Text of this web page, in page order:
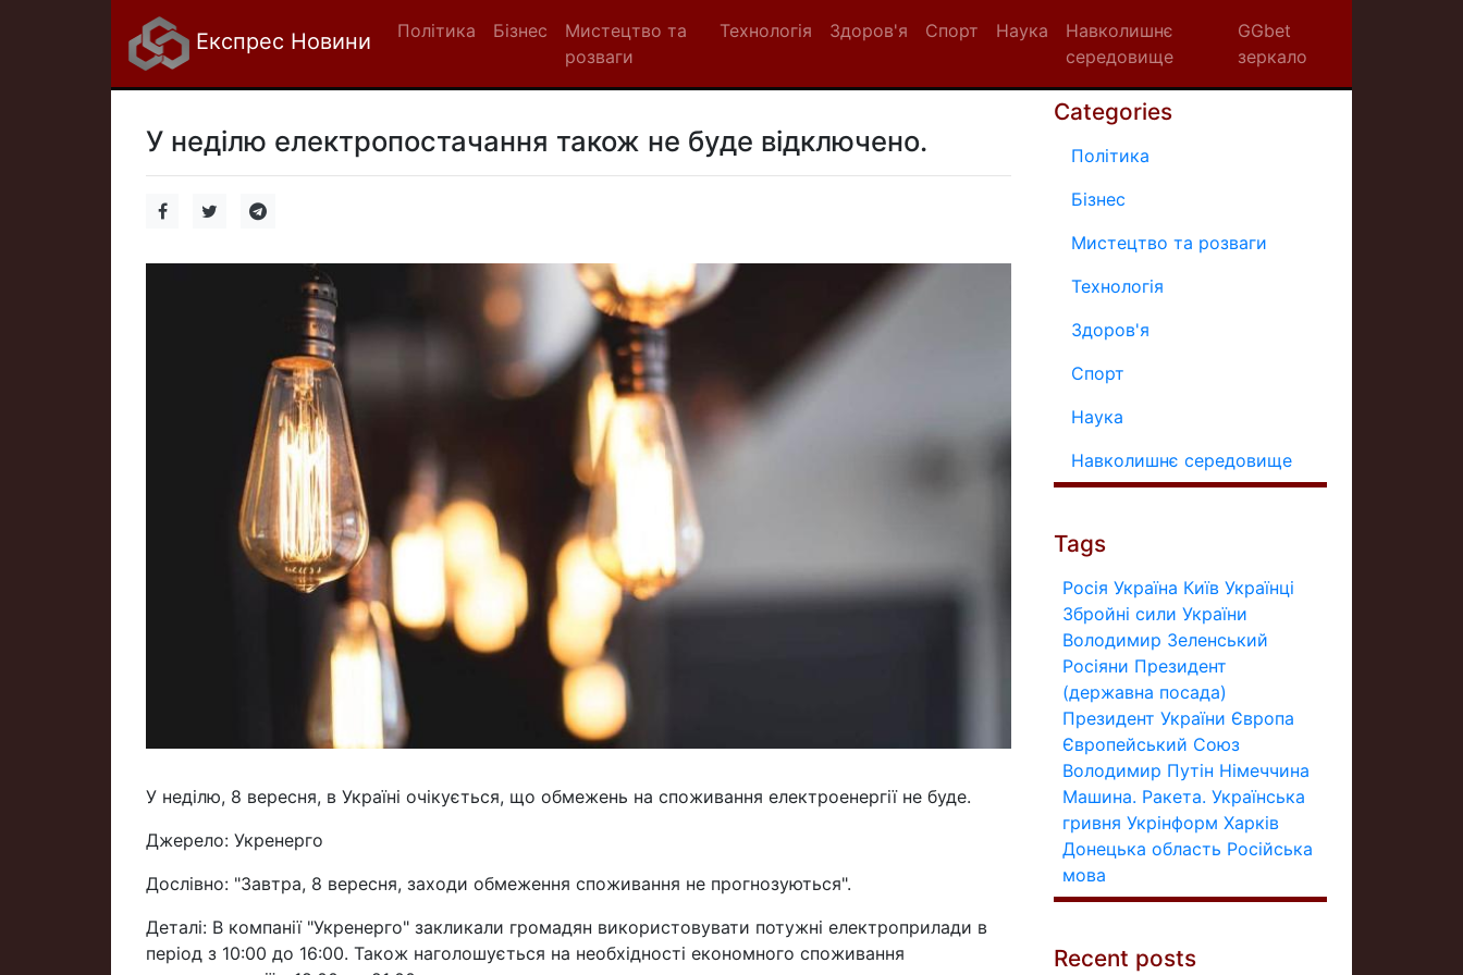
Експрес Новини Політика Бізнес
Мистецтво та
розваги
Технологія Здоров'я Спорт Наука
Навколишнє
середовище
GGbet
зеркало
У неділю електропостачання також не буде відключено.
У неділю, 8 вересня, в Україні очікується, що обмежень на споживання електроенергії не буде.
Джерело: Укренерго
Дослівно: "Завтра, 8 вересня, заходи обмеження споживання не прогнозуються".
Деталі: В компанії "Укренерго" закликали громадян використовувати потужні електроприлади в
період з 10:00 до 16:00. Також наголошується на необхідності економного споживання
Categories
Політика
Бізнес
Мистецтво та розваги
Технологія
Здоров'я
Спорт
Наука
Навколишнє середовище
Tags
Росія Україна Київ Українці
Збройні сили України
Володимир Зеленський
Росіяни Президент
(державна посада)
Президент України Європа
Європейський Союз
Володимир Путін Німеччина
Машина. Ракета. Українська
гривня Укрінформ Харків
Донецька область Російська
мова
Recent posts